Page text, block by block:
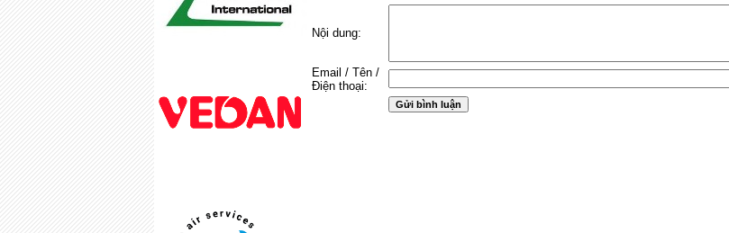
Nội dung:
Email / Tên /
Điện thoại: